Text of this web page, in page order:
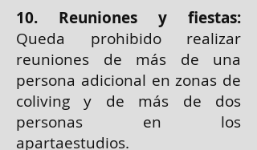
10. Reuniones y fiestas:
Queda prohibido realizar
reuniones de más de una
persona adicional en zonas de
coliving y de más de dos
personas en los
apartaestudios.